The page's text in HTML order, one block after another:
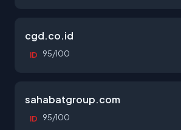
cgd.co.id
ID 95/100
sahabatgroup.com
ID 95/100